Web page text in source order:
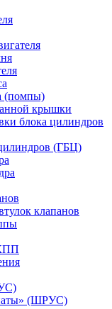
(помпы)
крышки
блока цилиндров
(ГБЦ)
клапанов
(ШРУС)